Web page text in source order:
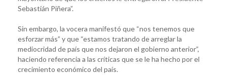
Sebastián Piñera”.
Sin embargo, la vocera manifestó que “nos tenemos que
esforzar más” y que “estamos tratando de arreglar la
mediocridad de país que nos dejaron el gobierno anterior”,
haciendo referencia a las críticas que se le ha hecho por el
crecimiento económico del país.